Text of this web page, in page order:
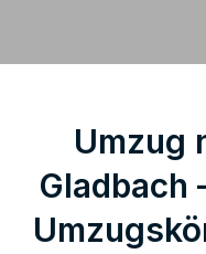
Umzug
Gladbach